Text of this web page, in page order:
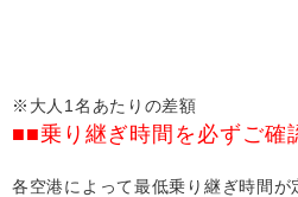
※大人1名あたりの差額
■■乗り継ぎ時間を必ずご確
各空港によって最低乗り継ぎ時間が